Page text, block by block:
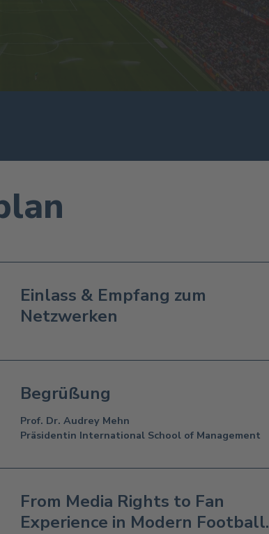
Einlass & Empfang zum
Netzwerken
Begrüßung
Prof. Dr. Audrey Mehn
Präsidentin International School of Management
From Media Rights to Fan
Experience in Modern Football.